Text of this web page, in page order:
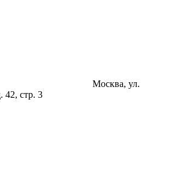
Москва, ул.
42, стр. 3